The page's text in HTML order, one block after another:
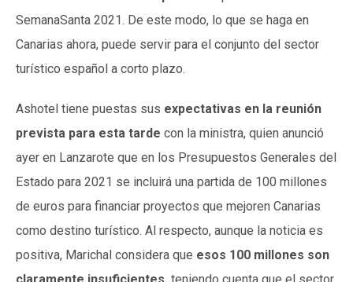
SemanaSanta 2021. De este modo, lo que se haga en
Canarias ahora, puede servir para el conjunto del sector
turístico español a corto plazo.
Ashotel tiene puestas sus expectativas en la reunión
prevista para esta tarde con la ministra, quien anunció
ayer en Lanzarote que en los Presupuestos Generales del
Estado para 2021 se incluirá una partida de 100 millones
de euros para financiar proyectos que mejoren Canarias
como destino turístico. Al respecto, aunque la noticia es
positiva, Marichal considera que esos 100 millones son